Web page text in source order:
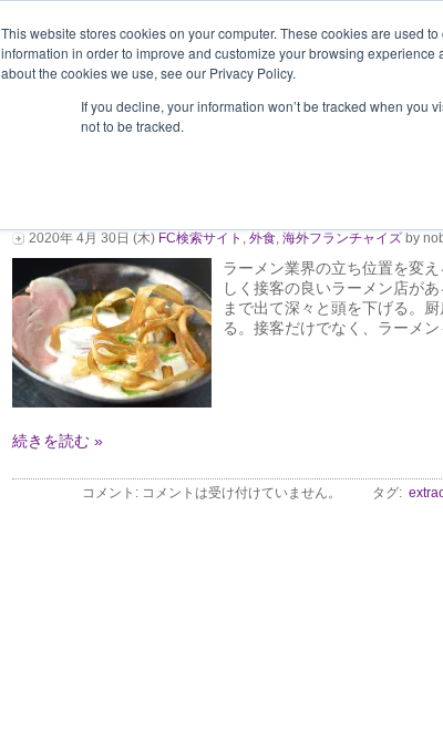
This website stores cookies on your computer. These cookies are used
information in order to improve and customize your browsing
about the cookies we use, see our Privacy Policy.
If you decline, your information won’t be tracked when
not to be tracked.
企業情報 支援企業一覧 事業内容
2020年 4月 30日 (木) FC検索サイト , 外食, 海外フランチャイズ by
ラーメン業界の立ち位置を変
しく接客の良いラーメン店が
まで出て深々と頭を下げる。
る。接客だけでなく、ラーメン
続きを読む »
コメント: コメントは受け付けていません。 タグ: